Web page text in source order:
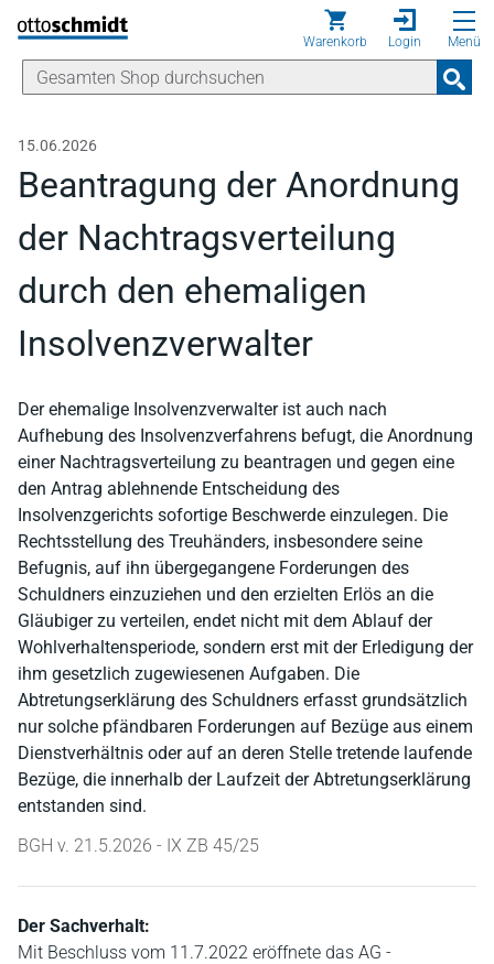
Direkt zum Inhalt
Warenkorb Login Menü
15.06.2026
Beantragung der Anordnung
der Nachtragsverteilung
durch den ehemaligen
Insolvenzverwalter
Der ehemalige Insolvenzverwalter ist auch nach
Aufhebung des Insolvenzverfahrens befugt, die Anordnung
einer Nachtragsverteilung zu beantragen und gegen eine
den Antrag ablehnende Entscheidung des
Insolvenzgerichts sofortige Beschwerde einzulegen. Die
Rechtsstellung des Treuhänders, insbesondere seine
Befugnis, auf ihn übergegangene Forderungen des
Schuldners einzuziehen und den erzielten Erlös an die
Gläubiger zu verteilen, endet nicht mit dem Ablauf der
Wohlverhaltensperiode, sondern erst mit der Erledigung der
ihm gesetzlich zugewiesenen Aufgaben. Die
Abtretungserklärung des Schuldners erfasst grundsätzlich
nur solche pfändbaren Forderungen auf Bezüge aus einem
Dienstverhältnis oder auf an deren Stelle tretende laufende
Bezüge, die innerhalb der Laufzeit der Abtretungserklärung
entstanden sind.
BGH v. 21.5.2026 - IX ZB 45/25
Der Sachverhalt:
Mit Beschluss vom 11.7.2022 eröffnete das AG -